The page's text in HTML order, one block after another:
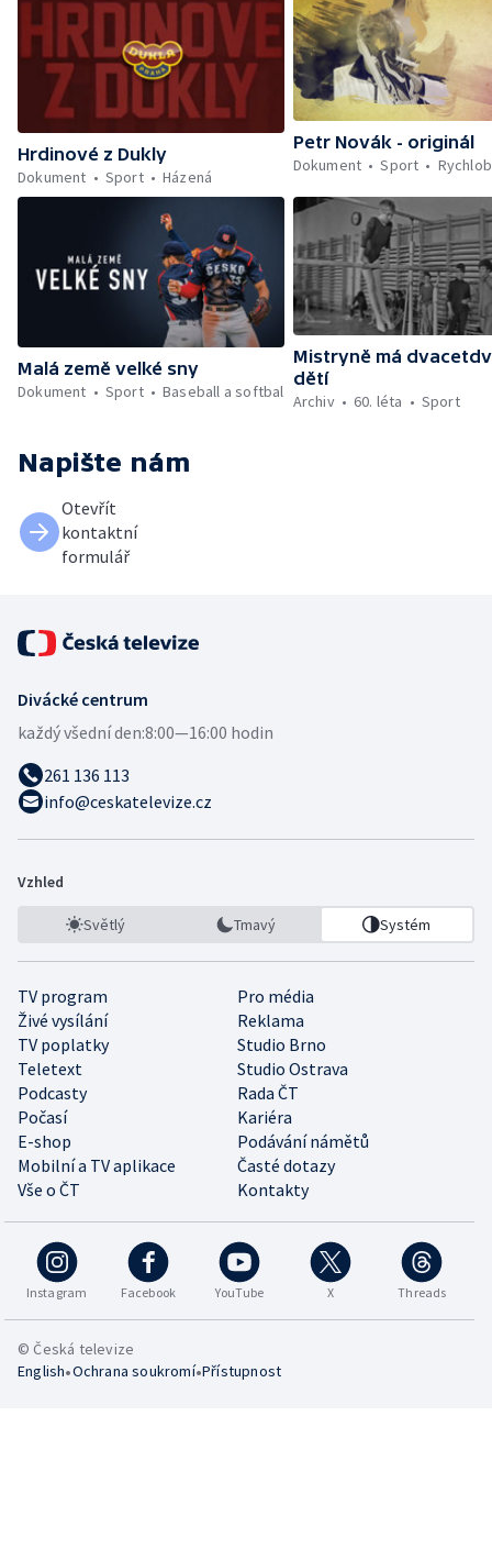
Hrdinové z Dukly
Dokument
Sport Házená
Petr Novák - originál
Dokument
Sport
Malá země velké sny
Dokument
Sport Baseball a softbal
Mistryně má
dětí
Archiv
60. léta Sport
Napište nám
Otevřít
kontaktní
formulář
Divácké centrum
každý všední den:8:00—16:00 hodin
261 136 113
info@ceskatelevize.cz
Vzhled
Světlý Tmavý Systém
TV program
Pro média
Živé vysílání
Reklama
TV poplatky
Studio Brno
Teletext
Studio Ostrava
Podcasty
Rada ČT
Počasí
Kariéra
E-shop
Podávání námětů
Mobilní a TV aplikace
Časté dotazy
Vše o ČT
Kontakty
Instagram Facebook YouTube X Threads
© Česká televize
English•Ochrana soukromí•Přístupnost